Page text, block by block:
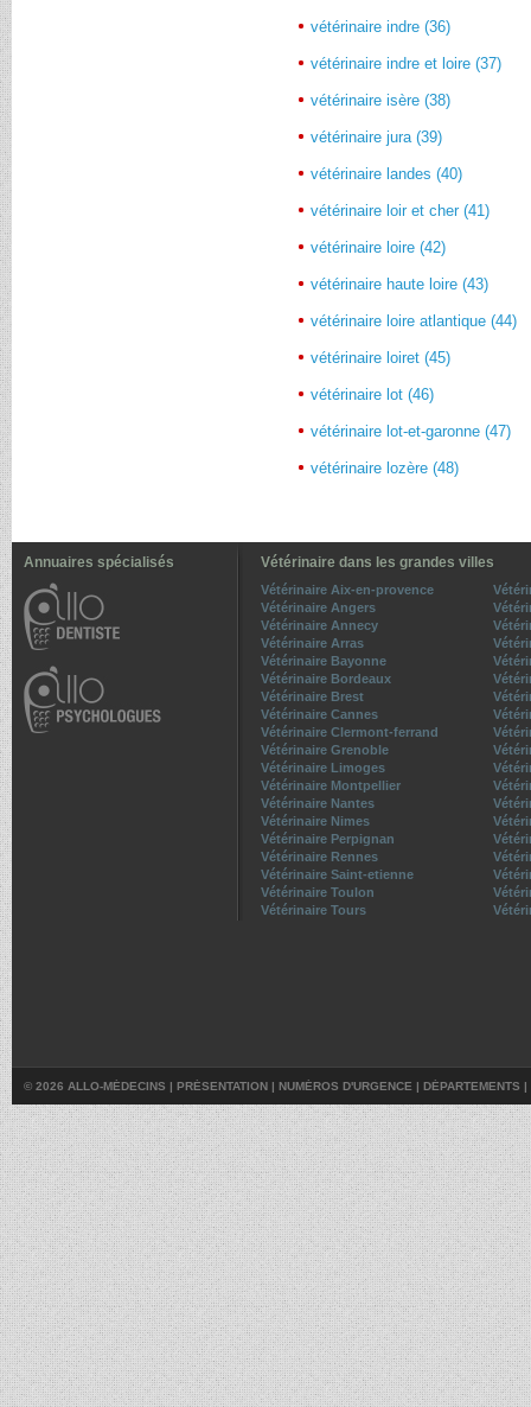
vétérinaire indre (36)
vétérinaire indre et loire (37)
vétérinaire isère (38)
vétérinaire jura (39)
vétérinaire landes (40)
vétérinaire loir et cher (41)
vétérinaire loire (42)
vétérinaire haute loire (43)
vétérinaire loire atlantique (44)
vétérinaire loiret (45)
vétérinaire lot (46)
vétérinaire lot-et-garonne (47)
vétérinaire lozère (48)
Annuaires spécialisés Vétérinaire dans les grandes villes
Vétérinaire Aix-en-provence
Vétérinaire Angers
Vétérinaire Annecy
Vétérinaire Arras
Vétérinaire Bayonne
Vétérinaire Bordeaux
Vétérinaire Brest
Vétérinaire Cannes
Vétérinaire Clermont-ferrand
Vétérinaire Grenoble
Vétérinaire Limoges
Vétérinaire Montpellier
Vétérinaire Nantes
Vétérinaire Nimes
Vétérinaire Perpignan
Vétérinaire Rennes
Vétérinaire Saint-etienne
Vétérinaire Toulon
Vétérinaire Tours
© 2026 ALLO-MÉDECINS | PRÉSENTATION | NUMÉROS D'URGENCE | DÉPARTEMENTS |